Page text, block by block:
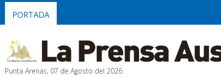
PORTADA
Punta Arenas, 07 de Agosto del 2026